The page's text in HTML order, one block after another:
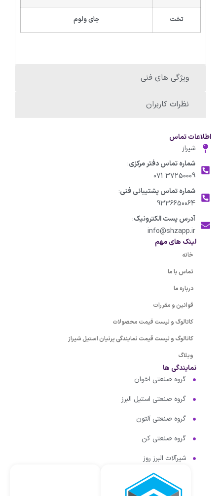
ویژگی های فنی
نظرات کاربران
تخت جای ولوم
اطلاعات تماس
شیراز
شماره تماس دفتر مرکزی:
37250009 071
شماره تماس پشتیبانی فنی:
9336650064
آدرس پست الکترونیک:
info@shzapp.ir
لینک های مهم
خانه
تماس با ما
درباره ما
قوانین و مقررات
کاتالوگ و لیست قیمت محصولات
کاتالوگ و لیست قیمت نمایندگی پرنیان استیل شیراز
وبلاگ
نمایندگی ها
گروه صنعتی اخوان
گروه صنعتی استیل البرز
گروه صنعتی آلتون
گروه صنعتی کن
شیرآلات البرز روز